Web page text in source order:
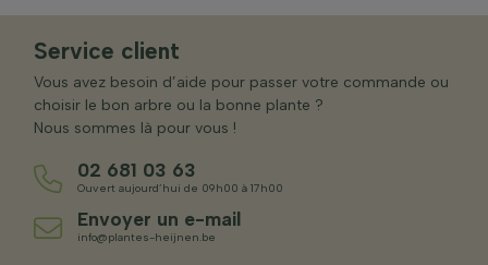
Service client
Vous avez besoin d’aide pour passer votre commande ou
choisir le bon arbre ou la bonne plante ?
Nous sommes là pour vous !
02 681 03 63
Ouvert aujourd’hui de 09h00 à 17h00
Envoyer un e-mail
info@plantes-heijnen.be